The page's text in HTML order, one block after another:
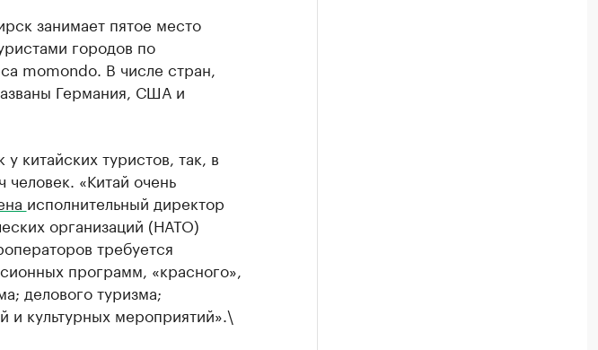
занимает пятое место
городов по
momondo. В числе стран,
Германия, США и
китайских туристов, так, в
человек. «Китай очень
исполнительный директор
организаций (НАТО)
требуется
программ, «красного»,
делового туризма;
и культурных мероприятий».\